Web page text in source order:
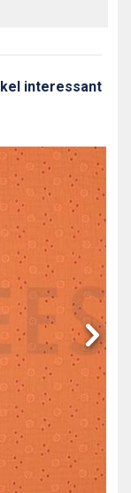
interessant